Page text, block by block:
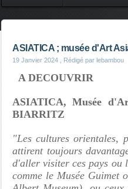
ASIATICA ; musée d'Art
19 Janvier 2024 , Rédigé par lebambou
A DECOUVRIR
ASIATICA, Musée
BIARRITZ
"Les cultures orientales,
attirent toujours
d'aller visiter ces pays ou
comme le Musée Guimet